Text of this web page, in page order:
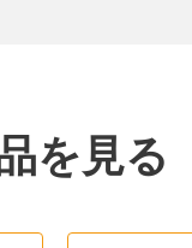
を見る